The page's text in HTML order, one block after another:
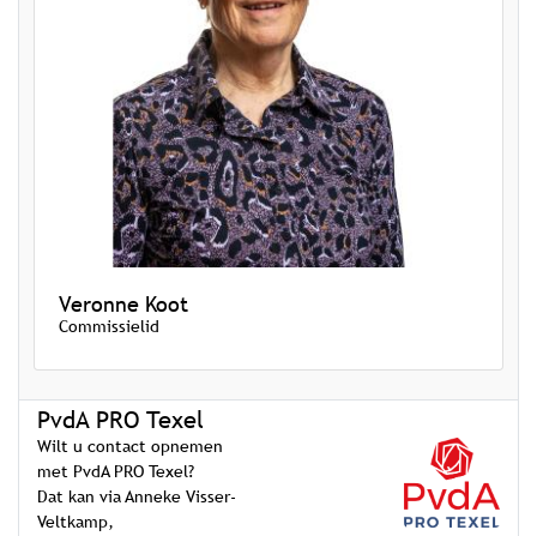
Veronne Koot
Commissielid
PvdA PRO Texel
Wilt u contact opnemen
met PvdA PRO Texel?
Dat kan via Anneke Visser-
Veltkamp,